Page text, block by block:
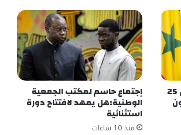
وزارة العدل تعلن عن تخصيص 25 إجتماع حاسم لمكتب الجمعية
الوطنية:هل يمهد لافتتاح دورة
استثنائية
منذ 10 ساعات